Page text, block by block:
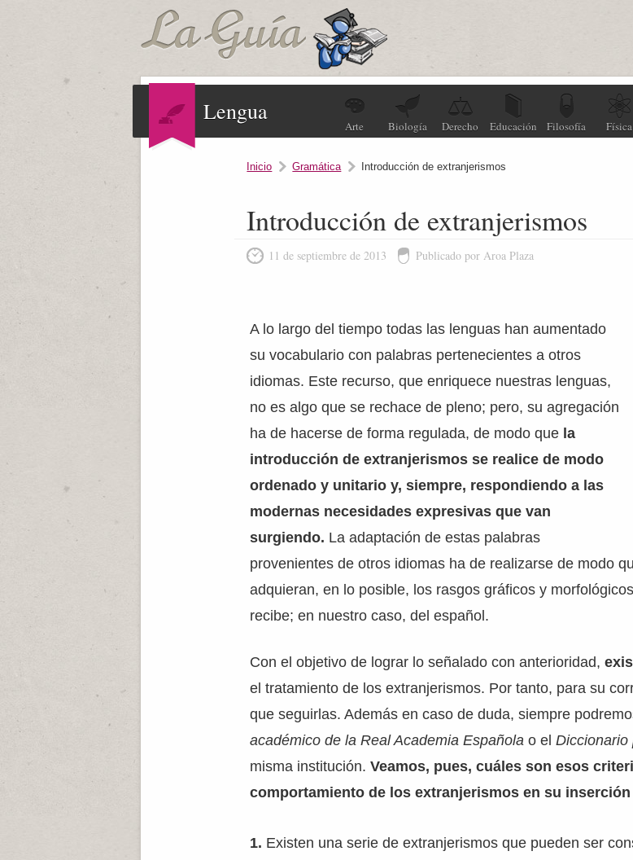
Lengua
Arte Biología Derecho Educación Filosofía Física
Inicio Gramática Introducción de extranjerismos
Introducción de extranjerismos
11 de septiembre de 2013 Publicado por Aroa Plaza
A lo largo del tiempo todas las lenguas han aumentado
su vocabulario con palabras pertenecientes a otros
idiomas. Este recurso, que enriquece nuestras lenguas,
no es algo que se rechace de pleno; pero, su agregación
ha de hacerse de forma regulada, de modo que la
introducción de extranjerismos se realice de modo
ordenado y unitario y, siempre, respondiendo a las
modernas necesidades expresivas que van
surgiendo. La adaptación de estas palabras
provenientes de otros idiomas ha de realizarse de modo
adquieran, en lo posible, los rasgos gráficos y
recibe; en nuestro caso, del español.
Con el objetivo de lograr lo señalado con anterioridad,
el tratamiento de los extranjerismos. Por tanto, para su
que seguirlas. Además en caso de duda, siempre
académico de la Real Academia Españolao el
misma institución.Veamos, pues, cuáles son esos
comportamiento de los extranjerismos en su
1. Existen una serie de extranjerismos que pueden ser